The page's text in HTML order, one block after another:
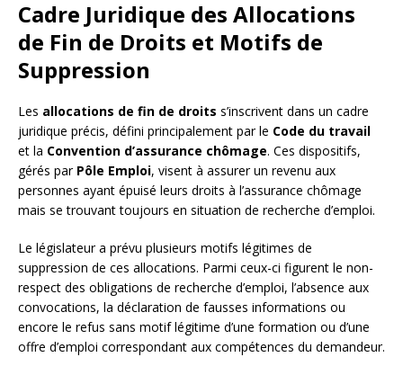
Cadre Juridique des Allocations
de Fin de Droits et Motifs de
Suppression
Les allocations de fin de droits s’inscrivent dans un cadre
juridique précis, défini principalement par le Code du travail
et la Convention d’assurance chômage. Ces dispositifs,
gérés par Pôle Emploi, visent à assurer un revenu aux
personnes ayant épuisé leurs droits à l’assurance chômage
mais se trouvant toujours en situation de recherche d’emploi.
Le législateur a prévu plusieurs motifs légitimes de
suppression de ces allocations. Parmi ceux-ci figurent le non-
respect des obligations de recherche d’emploi, l’absence aux
convocations, la déclaration de fausses informations ou
encore le refus sans motif légitime d’une formation ou d’une
offre d’emploi correspondant aux compétences du demandeur.